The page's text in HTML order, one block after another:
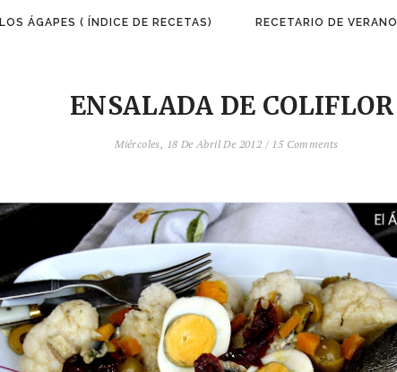
LOS ÁGAPES ( ÍNDICE DE RECETAS) RECETARIO DE VERANO
ENSALADA DE COLIFLOR
Miércoles, 18 De Abril De 2012 / 15 Comments